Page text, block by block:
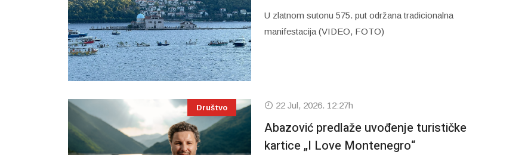
U zlatnom sutonu 575. put održana tradicionalna
manifestacija (VIDEO, FOTO)
Društvo 22 Jul, 2026. 12:27h
Abazović predlaže uvođenje turističke
kartice „I Love Montenegro“